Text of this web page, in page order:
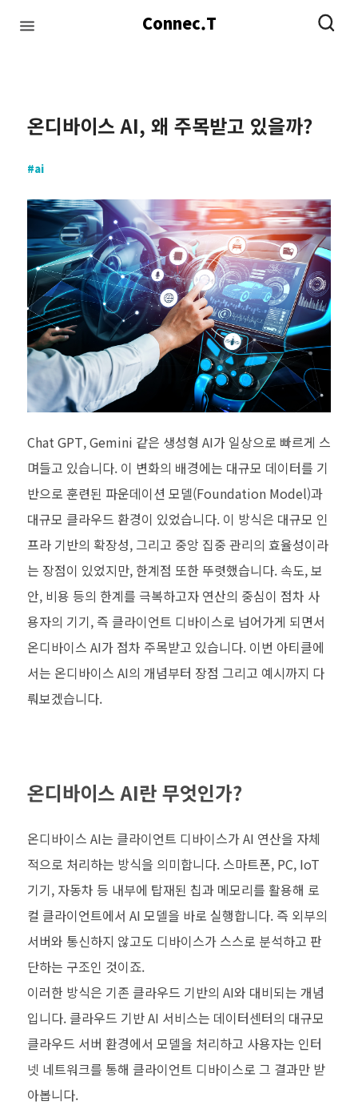
Connec.T
#datacenter
#ai
온디바이스 AI, 왜 주목받고 있을까?
#ai
Chat GPT, Gemini 같은 생성형 AI가 일상으로 빠르게 스
며들고 있습니다. 이 변화의 배경에는 대규모 데이터를 기
반으로 훈련된 파운데이션 모델(Foundation Model)과
대규모 클라우드 환경이 있었습니다. 이 방식은 대규모 인
프라 기반의 확장성, 그리고 중앙 집중 관리의 효율성이라
는 장점이 있었지만, 한계점 또한 뚜렷했습니다. 속도, 보
안, 비용 등의 한계를 극복하고자 연산의 중심이 점차 사
용자의 기기, 즉 클라이언트 디바이스로 넘어가게 되면서
온디바이스 AI가 점차 주목받고 있습니다. 이번 아티클에
서는 온디바이스 AI의 개념부터 장점 그리고 예시까지 다
뤄보겠습니다.
온디바이스 AI란 무엇인가?
온디바이스 AI는 클라이언트 디바이스가 AI 연산을 자체
적으로 처리하는 방식을 의미합니다. 스마트폰, PC, IoT
기기, 자동차 등 내부에 탑재된 칩과 메모리를 활용해 로
컬 클라이언트에서 AI 모델을 바로 실행합니다. 즉 외부의
서버와 통신하지 않고도 디바이스가 스스로 분석하고 판
단하는 구조인 것이죠.
이러한 방식은 기존 클라우드 기반의 AI와 대비되는 개념
입니다. 클라우드 기반 AI 서비스는 데이터센터의 대규모
클라우드 서버 환경에서 모델을 처리하고 사용자는 인터
넷 네트워크를 통해 클라이언트 디바이스로 그 결과만 받
아봅니다.